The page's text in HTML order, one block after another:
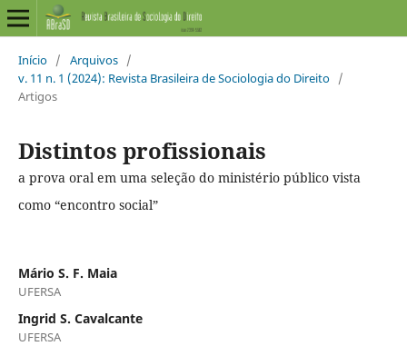
Início / Arquivos /
v. 11 n. 1 (2024): Revista Brasileira de Sociologia do Direito /
Artigos
Distintos profissionais
a prova oral em uma seleção do ministério público vista
como “encontro social”
Mário S. F. Maia
UFERSA
Ingrid S. Cavalcante
UFERSA